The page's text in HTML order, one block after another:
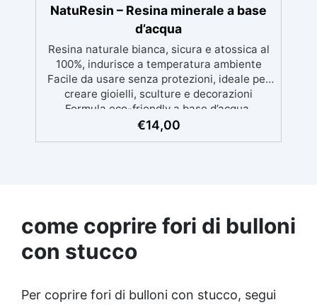
può essere facilmente colorata con i
coloranti ColorSoap, permettendoti di creare
saponi dal design unico e personalizzato.
NatuResin – Resina minerale a base
d’acqua
Resina naturale bianca, sicura e atossica al
100%, indurisce a temperatura ambiente
Facile da usare senza protezioni, ideale per
creare gioielli, sculture e decorazioni
Formula eco-friendly a base d’acqua,
alternativa sicura alle resine tradizionali
€14,00
come coprire fori di bulloni
con stucco
Per coprire fori di bulloni con stucco, segui